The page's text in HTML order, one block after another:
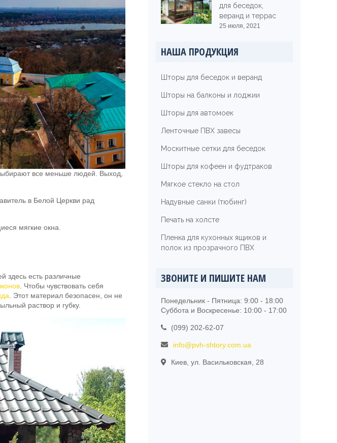
все меньше людей. Выход,
в Белой Церкви рад
мягкие окна.
здесь есть различные
. Чтобы чувствовать себя
. Этот материал безопасен, он не
раствор и губку.
для беседок,
веранд и террас
25 июля, 2021
НАША ПРОДУКЦИЯ
Шторы для беседок и веранд
Шторы на балконы и лоджии
Шторы для автомоек
Ленточные ПВХ завесы
Москитные сетки для беседок
Шторы для кофеен и фудтраков
Мягкое стекло на стол
Надувные санки (тюбинг)
Печать на холсте
Пленка для кухонных ящиков и
полок из прозрачного ПВХ
ЗВОНИТЕ И ПИШИТЕ НАМ
Понедельник - Пятница: 9:00 - 18:00
Суббота и Воскресенье: 10:00 - 17:00
(099) 202-62-07
info@pvh-shtory.com.ua
Киев, ул. Васильковская, 28